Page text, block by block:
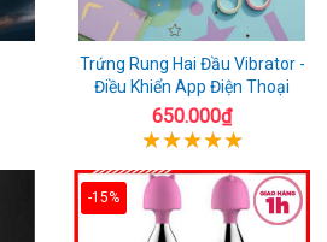
Trứng Rung Hai Đầu Vibrator -
Điều Khiển App Điện Thoại
650.000₫
-15%